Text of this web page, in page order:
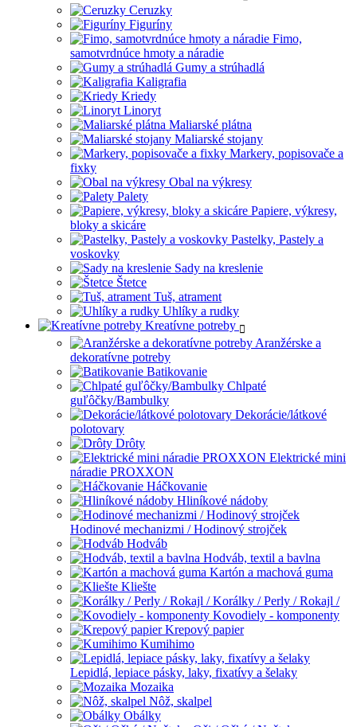
Ceruzky
Figuríny
Fimo,
samotvrdnúce hmoty a náradie
Gumy a strúhadlá
Kaligrafia
Kriedy
Linoryt
Maliarské plátna
Maliarské stojany
Markery, popisovače a
fixky
Obal na výkresy
Palety
Papiere, výkresy,
bloky a skicáre
Pastelky, Pastely a
voskovky
Sady na kreslenie
Štetce
Tuš, atrament
Uhlíky a rudky
Kreatívne potreby
Aranžérske a
dekoratívne potreby
Batikovanie
Chlpaté
guľôčky/Bambulky
Dekorácie/látkové
polotovary
Drôty
Elektrické mini
náradie PROXXON
Háčkovanie
Hliníkové nádoby
Hodinové mechanizmi / Hodinový strojček
Hodváb
Hodváb, textil a bavlna
Kartón a machová guma
Kliešte
Korálky / Perly / Rokajl /
Kovodiely - komponenty
Krepový papier
Kumihimo
Lepidlá, lepiace pásky, laky, fixatívy a šelaky
Mozaika
Nôž, skalpel
Obálky